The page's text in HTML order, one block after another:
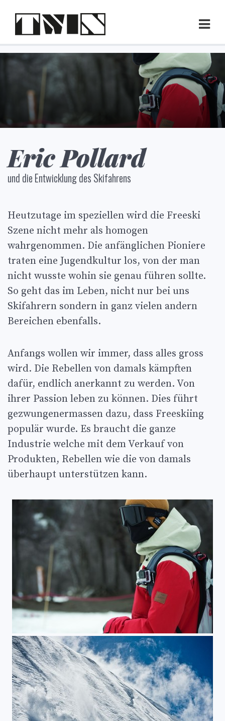
content
Eric Pollard
und die Entwicklung des Skifahrens
Heutzutage im speziellen wird die Freeski
Szene nicht mehr als homogen
wahrgenommen. Die anfänglichen Pioniere
traten eine Jugendkultur los, von der man
nicht wusste wohin sie genau führen sollte.
So geht das im Leben, nicht nur bei uns
Skifahrern sondern in ganz vielen andern
Bereichen ebenfalls.
Anfangs wollen wir immer, dass alles gross
wird. Die Rebellen von damals kämpften
dafür, endlich anerkannt zu werden. Von
ihrer Passion leben zu können. Dies führt
gezwungenermassen dazu, dass Freeskiing
populär wurde. Es braucht die ganze
Industrie welche mit dem Verkauf von
Produkten, Rebellen wie die von damals
überhaupt unterstützen kann.